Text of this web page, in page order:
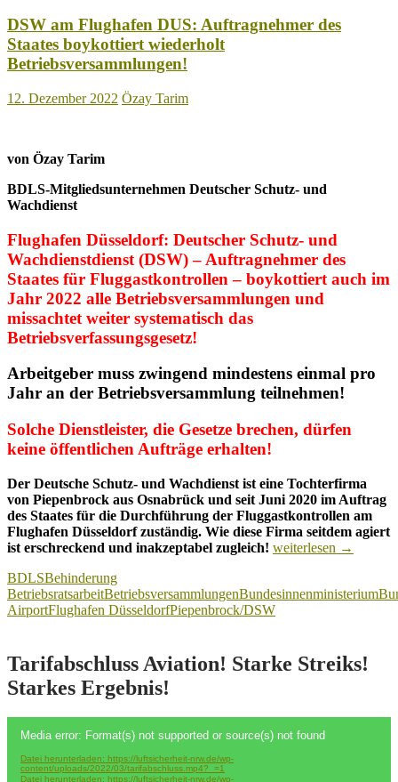
Thema
im
WDR-
Magazin
DSW am Flughafen DUS: Auftragnehmer des
Staates boykottiert wiederholt
Betriebsversammlungen!
12. Dezember 2022 Özay Tarim
von Özay Tarim
BDLS-Mitgliedsunternehmen Deutscher Schutz- und
Wachdienst
Flughafen Düsseldorf: Deutscher Schutz- und
Wachdienstdienst (DSW) – Auftragnehmer des
Staates für Fluggastkontrollen – boykottiert auch im
Jahr 2022 alle Betriebsversammlungen und
missachtet weiter systematisch das
Betriebsverfassungsgesetz!
Arbeitgeber muss zwingend mindestens einmal pro
Jahr an der Betriebsversammlung teilnehmen!
Solche Dienstleister, die Gesetze brechen, dürfen
keine öffentlichen Aufträge erhalten!
Der Deutsche Schutz- und Wachdienst ist eine Tochterfirma
von Piepenbrock aus Osnabrück und seit Juni 2020 im Auftrag
des Staates für die Durchführung der Fluggastkontrollen am
Flughafen Düsseldorf zuständig. Wie diese Firma seitdem agiert
ist erschreckend und inakzeptabel zugleich! DSW
DUS:
Auftragnehmer
boykottiert
wiederholt
weiterlesen →
BDLSBehinderung
BetriebsratsarbeitBetriebsversammlungenBundesinnenministerium
AirportFlughafen DüsseldorfPiepenbrock/DSW
Tarifabschluss Aviation! Starke Streiks!
Starkes Ergebnis!
Player
Media error: Format(s) not supported or source(s) not found
Datei herunterladen: https://luftsicherheit-nrw.de/wp-
content/uploads/2022/03/tarifabschluss.mp4?_=1
Datei herunterladen: https://luftsicherheit-nrw.de/wp-